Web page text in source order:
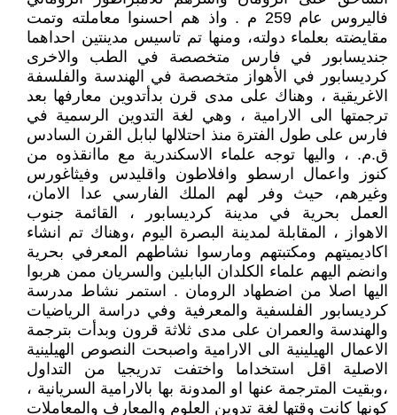
فاليروس عام 259 م . واذ هم احسنوا معاملته وتمت
مقايضته بعلماء دولته، ومنها تم تاسيس مدينتين احداهما
جنديسابور في فارس متخصصة في الطب والاخرى
كرديسابور في الأهواز متخصصة في الهندسة والفلسفة
الاغريقية ، وهناك على مدى قرن بدأتدوين معارفها بعد
ترجمتها الى الارامية ، وهي لغة التدوين الرسمية في
فارس على طول الفترة منذ احتلالها لبابل القرن السادس
ق.م. ، واليها توجه علماء الاسكندرية مع ماانقذوه من
كنوز واعمال ارسطو وافلاطون واقليدس وفيثاغورس
وغيرهم، حيث وفر لهم الملك الفارسي عدا الامان،
العمل بحرية في مدينة كرديسابور ، القائمة جنوب
الاهواز ، المقابلة لمدينة البصرة اليوم ،وهناك تم انشاء
اكاديميتهم ومكتبتهم ومارسوا نشاطهم المعرفي بحرية
وانضم اليهم علماء الكلدان البابلين والسريان ممن هربوا
اليها اصلا من اضطهاد الرومان . استمر نشاط مدرسة
كرديسابور الفلسفية والمعرفية وفي دراسة الرياضيات
والهندسة والعمران على مدى ثلاثة قرون وبدأت بترجمة
الاعمال الهيلينية الى الارامية واصبحت النصوص الهيلينية
الاصلية اقل استخداما واختفت تدريجيا من التداول
،وبقيت المترجمة عنها او المدونة بها بالارامية السريانية ،
كونها كانت وقتها لغة تدوين العلوم والمعارف والمعاملات